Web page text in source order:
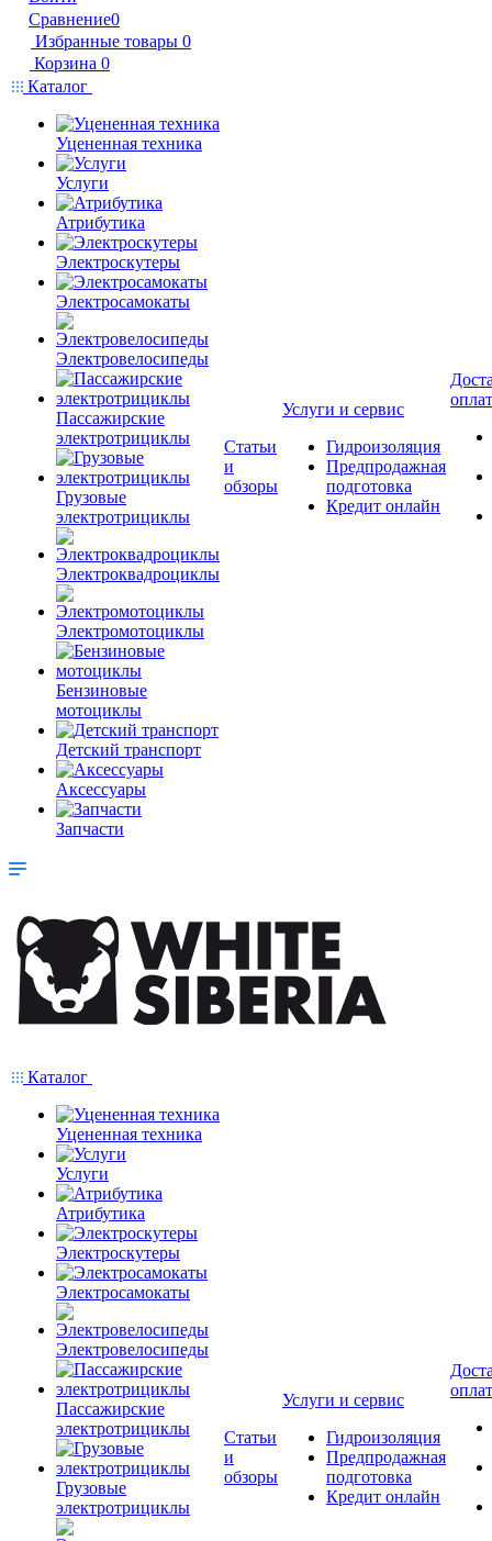
Сравнение0
Избранные товары 0
Корзина 0
Каталог
Уцененная техника
Услуги
Атрибутика
Электроскутеры
Электросамокаты
Электровелосипеды
Пассажирские
электротрициклы
Грузовые
электротрициклы
Электроквадроциклы
Электромотоциклы
Бензиновые
мотоциклы
Детский транспорт
Аксессуары
Запчасти
Статьи
и
обзоры
Услуги и сервис
Гидроизоляция
Предпродажная
подготовка
Кредит онлайн
Каталог
Уцененная техника
Услуги
Атрибутика
Электроскутеры
Электросамокаты
Электровелосипеды
Пассажирские
электротрициклы
Грузовые
электротрициклы
Статьи
и
обзоры
Услуги и сервис
Гидроизоляция
Предпродажная
подготовка
Кредит онлайн